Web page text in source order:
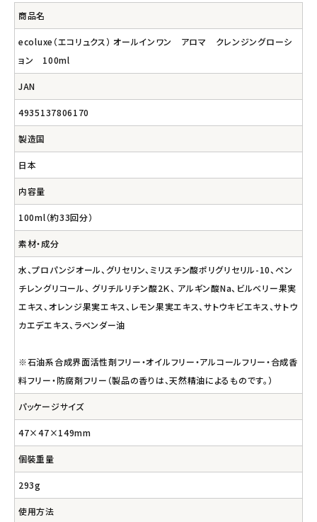
商品名
ecoluxe（エコリュクス） オールインワン アロマ クレンジングローシ
ョン 100ml
JAN
4935137806170
製造国
日本
内容量
100ml（約33回分）
素材・成分
水、プロパンジオール、グリセリン、ミリスチン酸ポリグリセリル-10、ペン
チレングリコール、 グリチルリチン酸2Ｋ、 アルギン酸Na、ビルベリー果実
エキス、オレンジ果実エキス、レモン果実エキス、サトウキビエキス、サトウ
カエデエキス、ラベンダー油
※石油系合成界面活性剤フリー・オイルフリー・アルコールフリー・合成香
料フリー・防腐剤フリー（製品の香りは、天然精油によるものです。）
パッケージサイズ
47×47×149mm
個裝重量
293g
使用方法